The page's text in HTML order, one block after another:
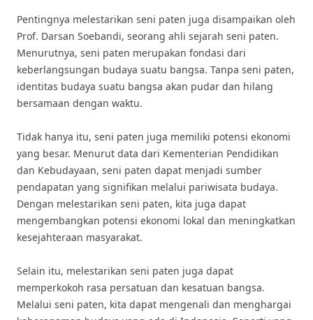
Pentingnya melestarikan seni paten juga disampaikan oleh
Prof. Darsan Soebandi, seorang ahli sejarah seni paten.
Menurutnya, seni paten merupakan fondasi dari
keberlangsungan budaya suatu bangsa. Tanpa seni paten,
identitas budaya suatu bangsa akan pudar dan hilang
bersamaan dengan waktu.
Tidak hanya itu, seni paten juga memiliki potensi ekonomi
yang besar. Menurut data dari Kementerian Pendidikan
dan Kebudayaan, seni paten dapat menjadi sumber
pendapatan yang signifikan melalui pariwisata budaya.
Dengan melestarikan seni paten, kita juga dapat
mengembangkan potensi ekonomi lokal dan meningkatkan
kesejahteraan masyarakat.
Selain itu, melestarikan seni paten juga dapat
memperkokoh rasa persatuan dan kesatuan bangsa.
Melalui seni paten, kita dapat mengenali dan menghargai